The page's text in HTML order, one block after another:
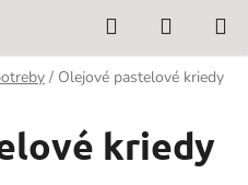
Hľadať
KOŠÍK
/ Olejové pastelové kriedy
kriedy